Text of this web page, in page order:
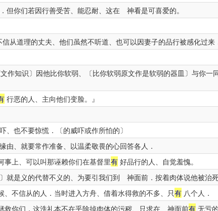
但你们若因行善受苦、能忍耐、这在 神看是可喜爱的。
信从道理的丈夫、他们虽然不听道、也可以因妻子的品行被感化过来
作知识〕因他比你软弱、〔比你软弱原文作是软弱的器皿〕与你
行恶的人、主向他们变脸。』
、也不要惊慌．〔的威吓或作所怕的〕
由、就要常作准备、以温柔敬畏的心回答各人．
上、可以叫那诬赖你们在基督里有 好品行的人、自觉羞愧。
就是义的代替不义的、为要引我们到 神面前．按着肉体说他被治死
不信从的人．当时进入方舟、借着水得救的不多、只有 八个人．
救你们．这洗礼本不在乎除掉肉体的污秽、只求在 神面前有 无亏